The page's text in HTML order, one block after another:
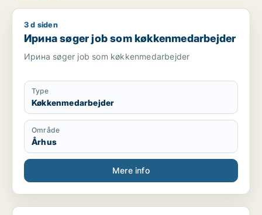
Ирина søger job som køkkenmedarbejder
3 d siden
Ирина søger job som køkkenmedarbejder
Ирина søger job som køkkenmedarbejder
Type
Køkkenmedarbejder
Område
Århus
Mere info